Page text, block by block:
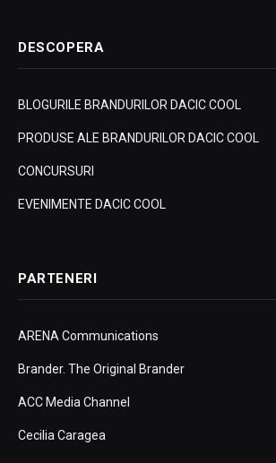
DESCOPERA
BLOGURILE BRANDURILOR DACIC COOL
PRODUSE ALE BRANDURILOR DACIC COOL
CONCURSURI
EVENIMENTE DACIC COOL
PARTENERI
ARENA Communications
Brander. The Original Brander
ACC Media Channel
Cecilia Caragea